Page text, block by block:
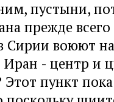
пустыни,
прежде
Сирии воюют
- центр и
пункт